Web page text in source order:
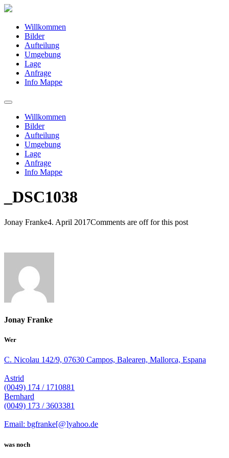
Willkommen
Bilder
Aufteilung
Umgebung
Lage
Anfrage
Info Mappe
Willkommen
Bilder
Aufteilung
Umgebung
Lage
Anfrage
Info Mappe
_DSC1038
Jonay Franke4. April 2017Comments are off for this post
Jonay Franke
Wer
C. Nicolau 142/9, 07630 Campos, Balearen, Mallorca, Espana
Astrid
(0049) 174 / 1710881
Bernhard
(0049) 173 / 3603381
Email: bgfranke[@]yahoo.de
was noch